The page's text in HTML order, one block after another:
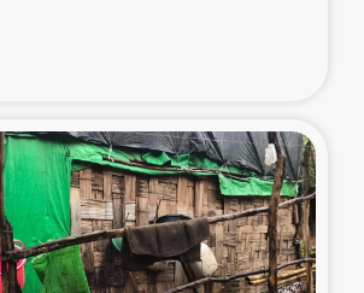
復興応援隊の活動
住宅生活支援・農業復興支援